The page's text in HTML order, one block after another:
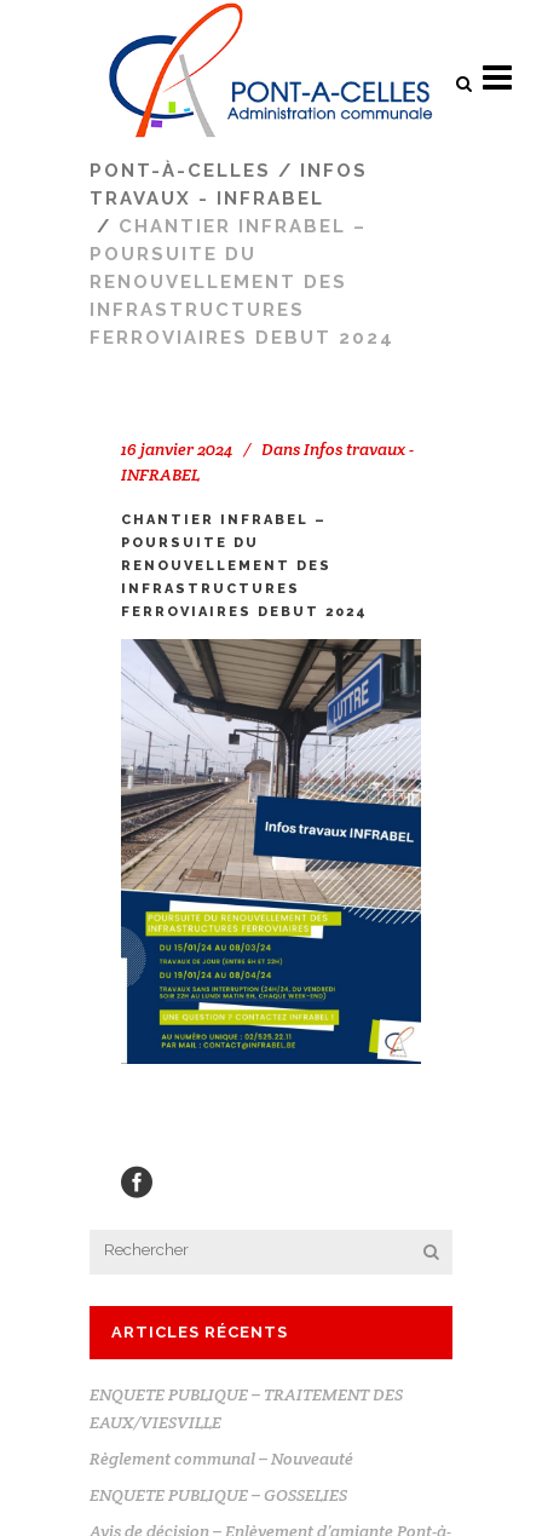
PONT-À-CELLES / INFOS
TRAVAUX - INFRABEL
/ CHANTIER INFRABEL –
POURSUITE DU
RENOUVELLEMENT DES
INFRASTRUCTURES
FERROVIAIRES DEBUT 2024
16 janvier 2024 DansInfos travaux -
INFRABEL
CHANTIER INFRABEL –
POURSUITE DU
RENOUVELLEMENT DES
INFRASTRUCTURES
FERROVIAIRES DEBUT 2024
ARTICLES RÉCENTS
ENQUETE PUBLIQUE – TRAITEMENT DES
EAUX/VIESVILLE
Règlement communal – Nouveauté
ENQUETE PUBLIQUE – GOSSELIES
Avis de décision – Enlèvement d’amiante Pont-à-